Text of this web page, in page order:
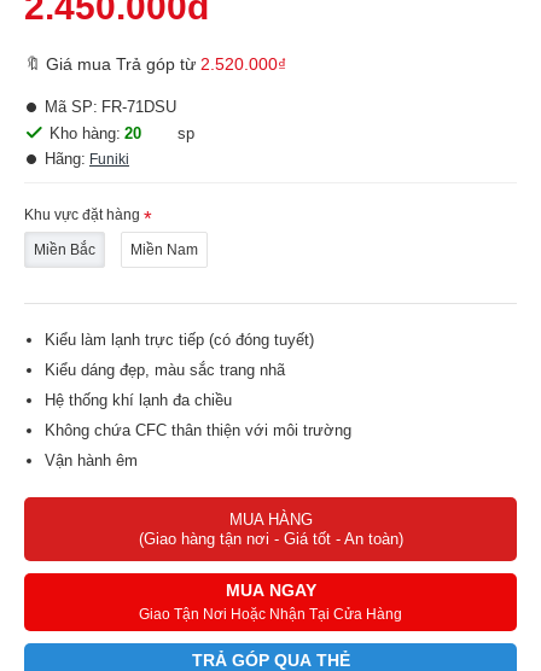
🔖 Giá mua Trả góp từ 2.520.000₫
Kho hàng: 20
sp
Hãng: Funiki
Mã SP: FR-71DSU
Khu vực đặt hàng
Miền Bắc Miền Nam
Kiểu làm lạnh trực tiếp (có đóng tuyết)
Kiểu dáng đẹp, màu sắc trang nhã
Hệ thống khí lạnh đa chiều
Không chứa CFC thân thiện với môi trường
Vận hành êm
MUA HÀNG
(Giao hàng tận nơi - Giá tốt - An toàn)
MUA NGAY
Giao Tận Nơi Hoặc Nhận Tại Cửa Hàng
TRẢ GÓP QUA THẺ